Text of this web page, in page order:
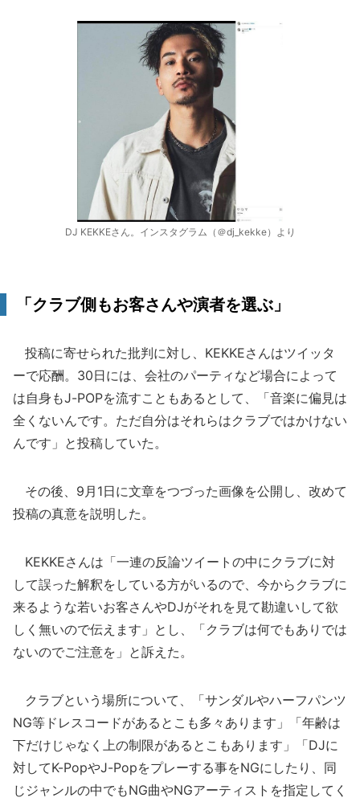
DJ KEKKEさん。インスタグラム（＠dj_kekke）より
「クラブ側もお客さんや演者を選ぶ」
投稿に寄せられた批判に対し、KEKKEさんはツイッタ
ーで応酬。30日には、会社のパーティなど場合によって
は自身もJ-POPを流すこともあるとして、「音楽に偏見は
全くないんです。ただ自分はそれらはクラブではかけない
んです」と投稿していた。
その後、9月1日に文章をつづった画像を公開し、改めて
投稿の真意を説明した。
KEKKEさんは「一連の反論ツイートの中にクラブに対
して誤った解釈をしている方がいるので、今からクラブに
来るような若いお客さんやDJがそれを見て勘違いして欲
しく無いので伝えます」とし、「クラブは何でもありでは
ないのでご注意を」と訴えた。
クラブという場所について、「サンダルやハーフパンツ
NG等ドレスコードがあるとこも多々あります」「年齢は
下だけじゃなく上の制限があるとこもあります」「DJに
対してK-PopやJ-Popをプレーする事をNGにしたり、同
じジャンルの中でもNG曲やNGアーティストを指定してく